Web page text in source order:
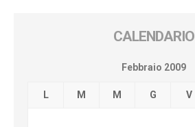
CALENDARIO
Febbraio 2009
L M M G V